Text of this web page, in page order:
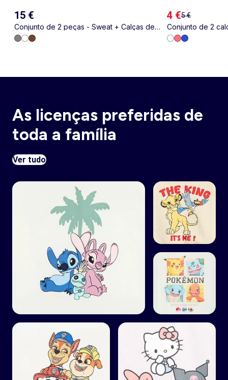
Conjunto de 2 peças - Sweat + Calças de
jogging
15 €
Conjunto de 2
decorativos
4 €5 €
As licenças preferidas de
toda a família
Ver tudo